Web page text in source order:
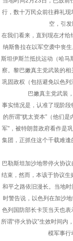
行，数十万民众前往葬礼
空，引发
在我们看来，直到现在才给
纳斯鲁拉在以军空袭中丧
斯坦伊斯兰抵抗运动（哈马
察。黎巴嫩真主党武装的
巩固政权（包括避免以色
巴嫩真主党武装
事实情况是，认准了现阶
的所谓“犹太资本”（他们是
军”，被特朗普政府看作是
集团，正抓住这个千载难
巴勒斯坦加沙地带停火协
结束，然而，本该于协议
和平之路依旧漫长。当地
时警告说，以色列在加沙
色列国防部长卡茨当天也
所谓“停火协议”生效时间内
模军事行